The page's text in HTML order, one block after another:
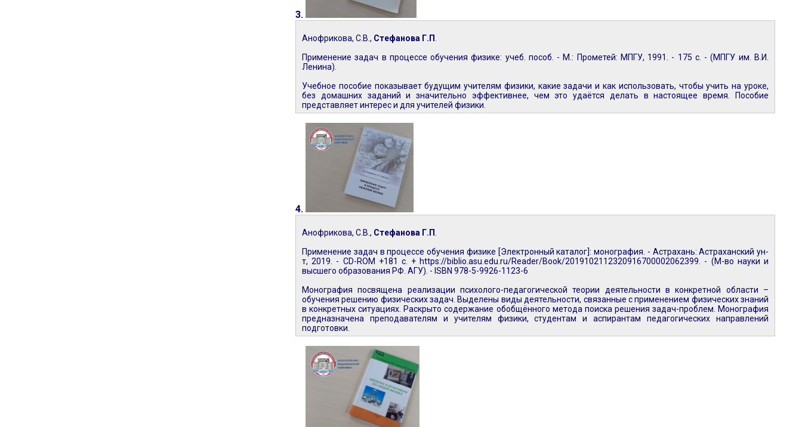
3.
Анофрикова, С.В., Стефанова Г.П
Применение задач в процессе обучения физике: учеб. пособ. - М.: Прометей: МПГУ, 1991. - 175 с. - (МПГУ им. В.И.
Ленина).
Учебное пособие показывает будущим учителям физики, какие задачи и как использовать, чтобы учить на уроке,
без домашних заданий и значительно эффективнее, чем это удаётся делать в настоящее время. Пособие
представляет интерес и для учителей физики.
4.
Анофрикова, С.В., Стефанова Г.П
Применение задач в процессе обучения физике [Электронный каталог]: монография. - Астрахань: Астраханский ун-
т, 2019. - CD-ROM +181 c. + https://biblio.asu.edu.ru/Reader/Book/2019102112320916700002062399. - (М-во науки и
высшего образования РФ. АГУ). - ISBN 978-5-9926-1123-6
Монография посвящена реализации психолого-педагогической теории деятельности в конкретной области –
обучения решению физических задач. Выделены виды деятельности, связанные с применением физических знаний
в конкретных ситуациях. Раскрыто содержание обобщённого метода поиска решения задач-проблем. Монография
предназначена преподавателям и учителям физики, студентам и аспирантам педагогических направлений
подготовки.